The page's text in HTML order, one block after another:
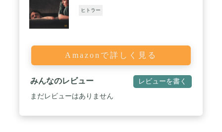
ヒトラー
Amazonで詳しく見る
みんなのレビュー レビューを書く
まだレビューはありません